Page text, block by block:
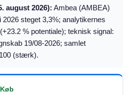
august 2026): Ambea (AMBEA)
2026 steget 3,3%; analytikernes
% potentiale); teknisk signal:
19/08-2026; samlet
(stærk).